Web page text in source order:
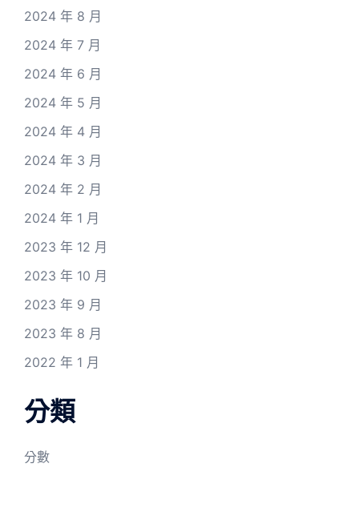
2024 年 8 月
2024 年 7 月
2024 年 6 月
2024 年 5 月
2024 年 4 月
2024 年 3 月
2024 年 2 月
2024 年 1 月
2023 年 12 月
2023 年 10 月
2023 年 9 月
2023 年 8 月
2022 年 1 月
分類
分數